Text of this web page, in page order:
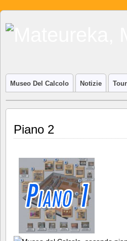
Museo Del Calcolo Notizie
Piano 2